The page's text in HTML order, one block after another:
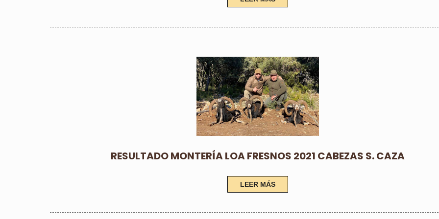
RESULTADO MONTERÍA LOA FRESNOS 2021 CABEZAS S. CAZA
LEER MÁS